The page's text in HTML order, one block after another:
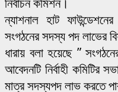
ন্যাশনাল হাট
সংগঠনের সদস্য পদ লাভের
ধারায় বলা হয়েছে ”
আবেদনটি নির্বাহী কমিটির
মাত্র সদস্যপদ লাভ করতে